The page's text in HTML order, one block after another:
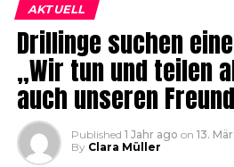
AKTUELL
Drillinge suchen
„Wir tun und teilen
auch unseren
Published 1 Jahr ago on 13.
By Clara Müller